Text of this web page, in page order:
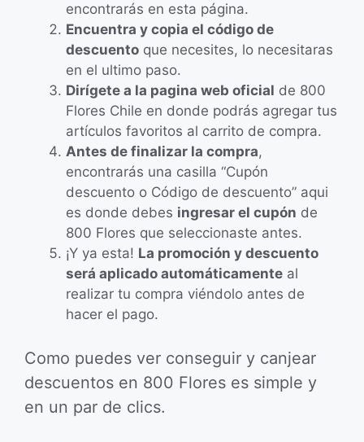
encontrarás en esta página.
Encuentra y copia el código de
descuento que necesites, lo necesitaras
en el ultimo paso.
Dirígete a la pagina web oficial de 800
Flores Chile en donde podrás agregar tus
artículos favoritos al carrito de compra.
Antes de finalizar la compra,
encontrarás una casilla “Cupón
descuento o Código de descuento” aqui
es donde debes ingresar el cupón de
800 Flores que seleccionaste antes.
¡Y ya esta! La promoción y descuento
será aplicado automáticamente al
realizar tu compra viéndolo antes de
hacer el pago.
Como puedes ver conseguir y canjear
descuentos en 800 Flores es simple y
en un par de clics.